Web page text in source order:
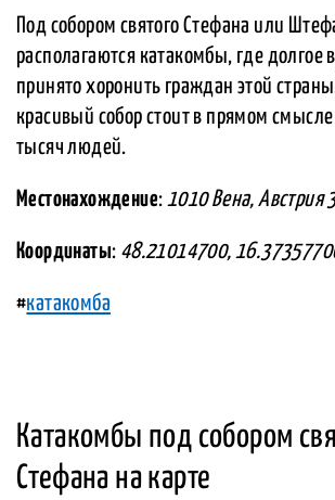
Под собором святого Стефана или
располагаются катакомбы, где долгое
принято хоронить граждан этой
красивый собор стоит в прямом
тысяч людей.
Местонахождение: 1010 Вена, Австрия
Координаты: 48.21014700,
#катакомба
Катакомбы под собором
Стефана на карте